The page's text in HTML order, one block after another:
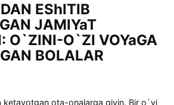
EShITIB
JAMIYaT
O`ZINI-O`ZI VOYaGA
BOLALAR
ketayotgan ota-onalarga qiyin. Bir o`yi